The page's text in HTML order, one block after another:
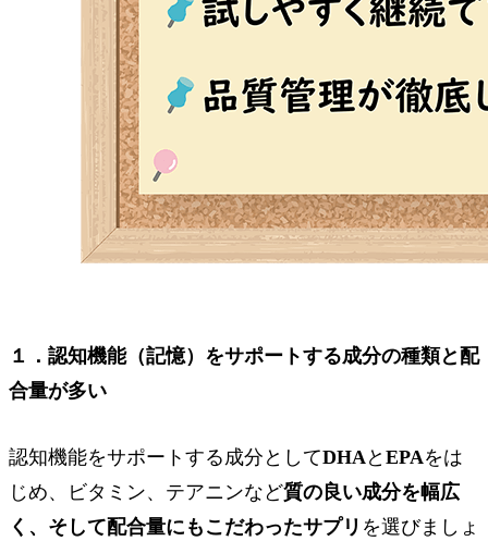
１．認知機能（記憶）をサポートする成分の種類と配
合量が多い
認知機能をサポートする成分としてDHA と EPAをは
じめ、ビタミン、テアニンなど質の良い成分を幅広
く、そして配合量にもこだわったサプリ を選びましょ